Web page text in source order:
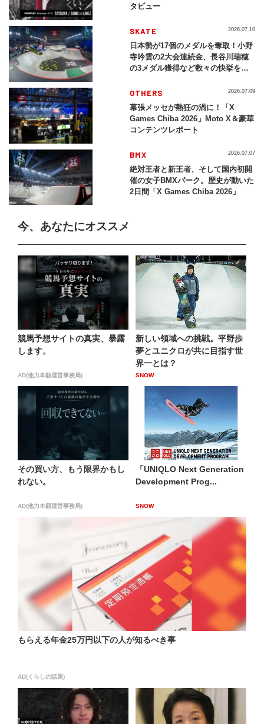
タビュー
SKATE
日本勢が17個のメダルを奪取！小野
寺吟雲の2大会連続金、長谷川瑞穂
の3メダル獲得など数々の快挙をプ
2026」
2026.07.10
OTHERS
幕張メッセが熱狂の渦に！「X
Games Chiba 2026」Moto X＆豪華
コンテンツレポート
2026.07.09
BMX
絶対王者と新王者、そして国内初開
催の女子BMXパーク。歴史が動いた
2日間「X Games Chiba 2026」
2026.07.07
今、あなたにオススメ
競馬予想サイトの真実、暴露
します。
AD(他力本願運営事務局)
新しい領域への挑戦。平野歩
夢とユニクロが共に目指す世
界一とは？
SNOW
その買い方、もう限界かもし
れない。
AD(他力本願運営事務局)
「UNIQLO Next Generation
Development Prog...
SNOW
もらえる年金25万円以下の人が知るべき事
AD(くらしの話題)